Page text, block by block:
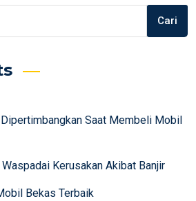
Cari
Saat Membeli Mobil
Kerusakan Akibat Banjir
Bekas Terbaik